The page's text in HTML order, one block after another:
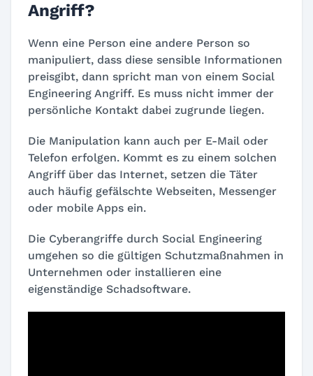
Angriff?
Wenn eine Person eine andere Person so
manipuliert, dass diese sensible Informationen
preisgibt, dann spricht man von einem Social
Engineering Angriff. Es muss nicht immer der
persönliche Kontakt dabei zugrunde liegen.
Die Manipulation kann auch per E-Mail oder
Telefon erfolgen. Kommt es zu einem solchen
Angriff über das Internet, setzen die Täter
auch häufig gefälschte Webseiten, Messenger
oder mobile Apps ein.
Die Cyberangriffe durch Social Engineering
umgehen so die gültigen Schutzmaßnahmen in
Unternehmen oder installieren eine
eigenständige Schadsoftware.